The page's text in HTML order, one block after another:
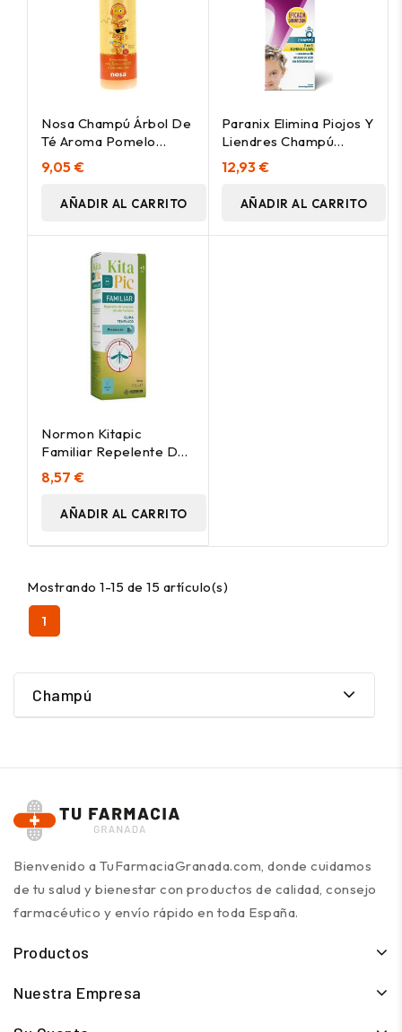
Nosa Champú Árbol De
Té Aroma Pomelo
250Ml
9,05 €
AÑADIR AL CARRITO
Paranix Elimina Piojos Y
Liendres Champú
200Ml
12,93 €
AÑADIR AL CARRITO
Normon Kitapic
Familiar Repelente De
Insectos En Spray
100Ml
8,57 €
AÑADIR AL CARRITO
Mostrando 1-15 de 15 artículo(s)
1
Champú
Bienvenido a TuFarmaciaGranada.com, donde cuidamos
de tu salud y bienestar con productos de calidad, consejo
farmacéutico y envío rápido en toda España.
Productos
Nuestra Empresa